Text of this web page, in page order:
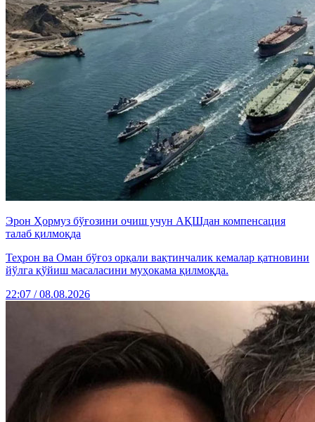
Эрон Ҳормуз бўғозини очиш учун АҚШдан компенсация
талаб қилмоқда
Теҳрон ва Оман бўғоз орқали вақтинчалик кемалар қатновини
йўлга қўйиш масаласини муҳокама қилмоқда.
22:07 / 08.08.2026